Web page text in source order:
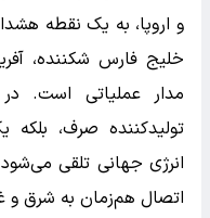
و اروپا، به یک نقطه
خلیج فارس شکننده،
مدار عملیاتی است.
تولیدکننده صرف، بلکه
انرژی جهانی تلقی
اتصال هم‌زمان به شرق و